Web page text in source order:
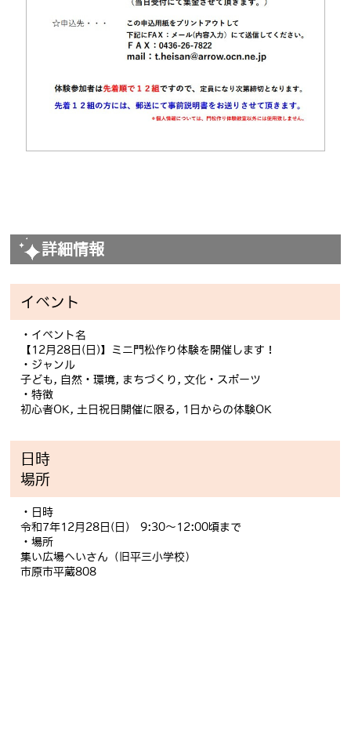
詳細情報
イベント
・イベント名
【12月28日(日)】ミニ門松作り体験を開催します！
・ジャンル
子ども, 自然・環境, まちづくり, 文化・スポーツ
・特徴
初心者OK, 土日祝日開催に限る, 1日からの体験OK
日時
場所
・日時
令和7年12月28日(日) 9:30〜12:00頃まで
・場所
集い広場へいさん（旧平三小学校）
市原市平蔵808